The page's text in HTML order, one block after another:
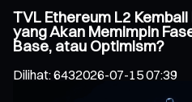
TVL Ethereum L2
yang Akan Memimpin
Base, atau Optimism?
Dilihat:6432026-07-15 07:39